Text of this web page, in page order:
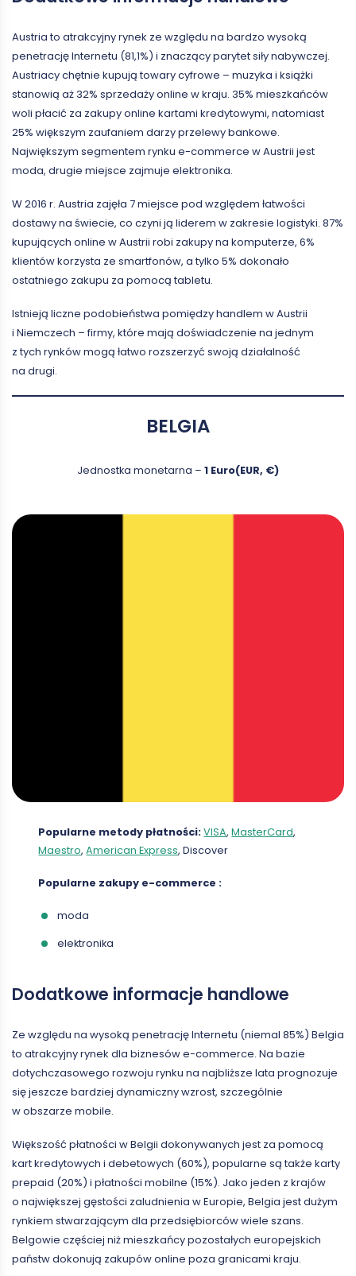
Austria to atrakcyjny rynek ze względu na bardzo wysoką
penetrację Internetu (81,1%) i znaczący parytet siły nabywczej.
Austriacy chętnie kupują towary cyfrowe – muzyka i książki
stanowią aż 32% sprzedaży online w kraju. 35% mieszkańców
woli płacić za zakupy online kartami kredytowymi, natomiast
25% większym zaufaniem darzy przelewy bankowe.
Największym segmentem rynku e-commerce w Austrii jest
moda, drugie miejsce zajmuje elektronika.
W 2016 r. Austria zajęła 7 miejsce pod względem łatwości
dostawy na świecie, co czyni ją liderem w zakresie logistyki. 87%
kupujących online w Austrii robi zakupy na komputerze, 6%
klientów korzysta ze smartfonów, a tylko 5% dokonało
ostatniego zakupu za pomocą tabletu.
Istnieją liczne podobieństwa pomiędzy handlem w Austrii
i Niemczech – firmy, które mają doświadczenie na jednym
z tych rynków mogą łatwo rozszerzyć swoją działalność
na drugi.
BELGIA
Jednostka monetarna – 1 Euro(EUR, €)
Popularne metody płatności:VISA,MasterCard,
Maestro,American Express, Discover
Popularne zakupy e-commerce :
moda
elektronika
Dodatkowe informacje handlowe
Ze względu na wysoką penetrację Internetu (niemal 85%) Belgia
to atrakcyjny rynek dla biznesów e-commerce. Na bazie
dotychczasowego rozwoju rynku na najbliższe lata prognozuje
się jeszcze bardziej dynamiczny wzrost, szczególnie
w obszarze mobile.
Większość płatności w Belgii dokonywanych jest za pomocą
kart kredytowych i debetowych (60%), popularne są także karty
prepaid (20%) i płatności mobilne (15%). Jako jeden z krajów
o największej gęstości zaludnienia w Europie, Belgia jest dużym
rynkiem stwarzającym dla przedsiębiorców wiele szans.
Belgowie częściej niż mieszkańcy pozostałych europejskich
państw dokonują zakupów online poza granicami kraju.